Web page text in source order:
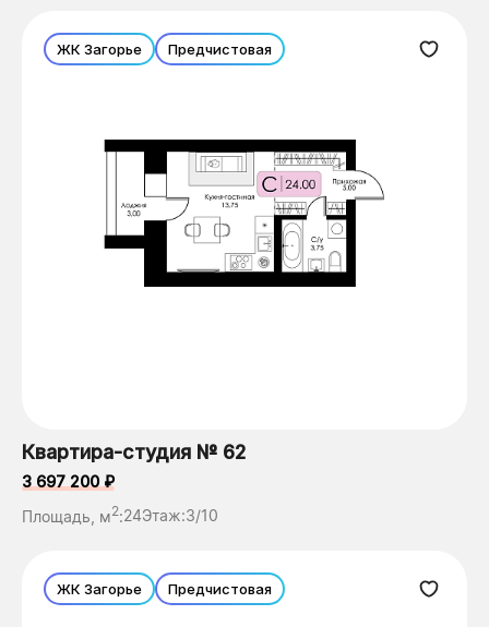
ЖК Загорье Предчистовая
Квартира-студия № 62
3 697 200 ₽
Площадь, м2:24Этаж:3/10
ЖК Загорье Предчистовая